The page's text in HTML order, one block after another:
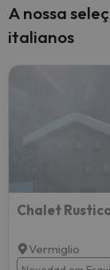
A nossa
italianos
Chalet
Vermiglio